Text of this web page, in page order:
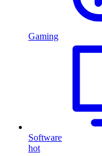
Gaming
Software
hot